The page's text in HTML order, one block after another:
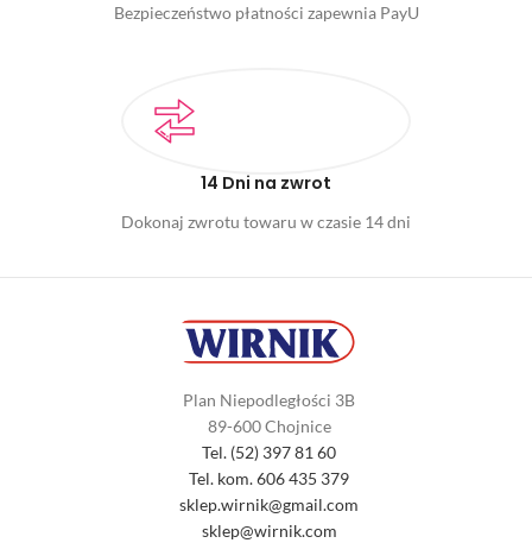
Bezpieczeństwo płatności zapewnia PayU
14 Dni na zwrot
Dokonaj zwrotu towaru w czasie 14 dni
Plan Niepodległości 3B
89-600 Chojnice
Tel. (52) 397 81 60
Tel. kom. 606 435 379
sklep.wirnik@gmail.com
sklep@wirnik.com